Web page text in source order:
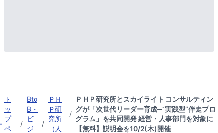
ト
ッ
プ
ペ
/
Bto
B・
ビ
ジ
/
ＰＨ
Ｐ研
究所
（人
/
ＰＨＰ研究所とスカイライト コンサルティン
グが「次世代リーダー育成─“実践型”伴走プロ
グラム」を共同開発 経営・人事部門を対象に
【無料】説明会を10/2(木)開催